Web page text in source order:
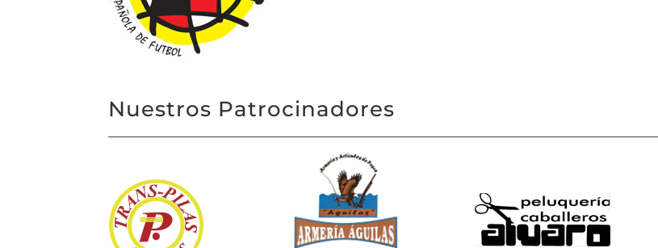
Nuestros Patrocinadores